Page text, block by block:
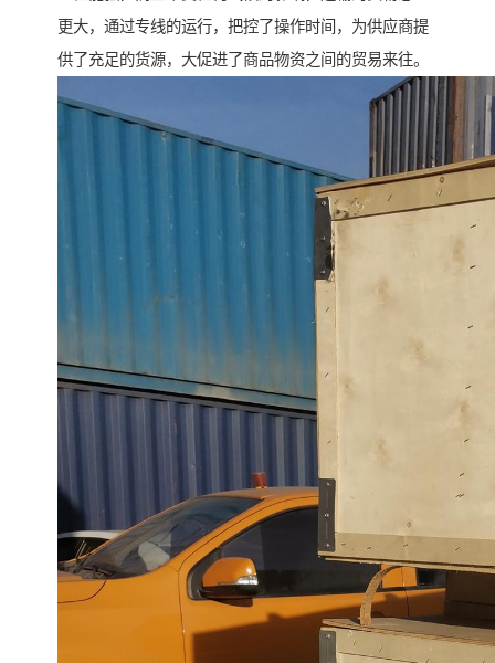
更大，通过专线的运行，把控了操作时间，为供应商提
供了充足的货源，大促进了商品物资之间的贸易来往。